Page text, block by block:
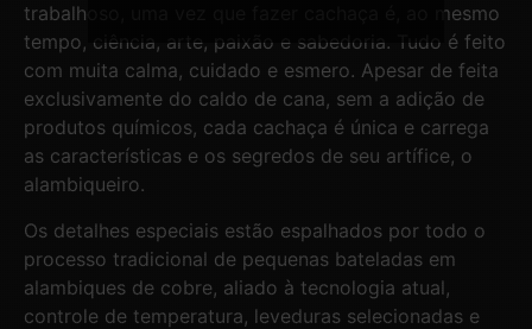
trabalhoso, uma vez que fazer cachaça é, ao mesmo
tempo, ciência, arte, paixão e sabedoria. Tudo é feito
com muita calma, cuidado e esmero. Apesar de feita
exclusivamente do caldo de cana, sem a adição de
produtos químicos, cada cachaça é única e carrega
as características e os segredos de seu artífice, o
alambiqueiro.
Os detalhes especiais estão espalhados por todo o
processo tradicional de pequenas bateladas em
alambiques de cobre, aliado à tecnologia atual,
controle de temperatura, leveduras selecionadas e